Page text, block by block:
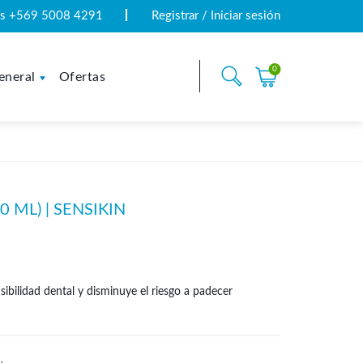
+569 5008 4291 Registrar / Iniciar sesión
Ofertas
0
ML) | SENSIKIN
dental y disminuye el riesgo a padecer